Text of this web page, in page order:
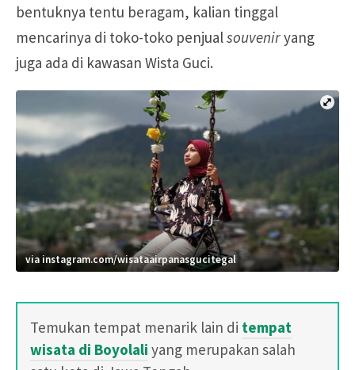
bentuknya tentu beragam, kalian tinggal
mencarinya di toko-toko penjualsouveniryang
juga ada di kawasan Wista Guci.
via instagram.com/wisataairpanasgucitegal
Temukan tempat menarik lain di tempat
wisata di Boyolali yang merupakan salah